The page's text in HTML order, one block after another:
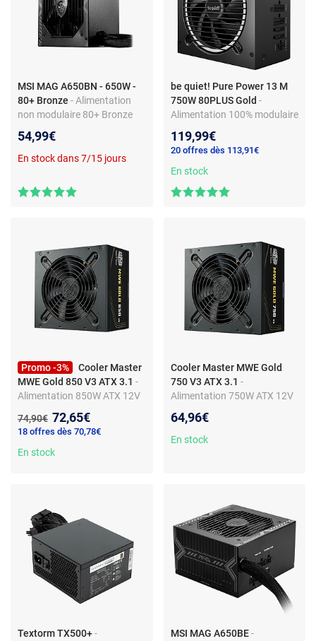
MSI MAG A650BN - 650W -
80+ Bronze - Alimentation
non modulaire 80+ Bronze
54,99€
En stock dans 7/15 jours
be quiet! Pure Power 13 M
750W 80PLUS Gold -
Alimentation 100% modulaire
80PLUS Gold
119,99€
20 offres dès 113,91€
En stock
Promo -3%
Cooler Master
MWE Gold 850 V3 ATX 3.1 -
Alimentation 850W ATX 12V
Ancien prix :
74,90€ Nouveau prix :
72,65€
18 offres dès 70,78€
En stock
Cooler Master MWE Gold
750 V3 ATX 3.1 -
Alimentation 750W ATX 12V
64,96€
En stock
Textorm TX500+-
MSI MAG A650BE -